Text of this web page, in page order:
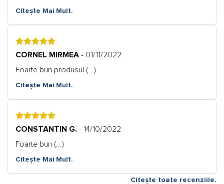
Citește Mai Mult.
5
CORNEL MIRMEA - 01/11/2022
Foarte bun produsul (...)
Citește Mai Mult.
5
CONSTANTIN G. - 14/10/2022
Foarte bun (...)
Citește Mai Mult.
Citește toate recenziile.